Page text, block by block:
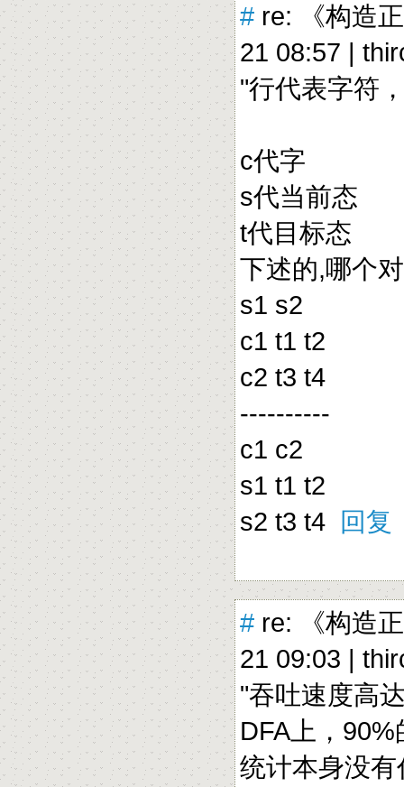
# re: 《构造
21 08:57 |
"行代表字符
c代字
s代当前态
t代目标态
下述的,哪个
s1 s2
c1 t1 t2
c2 t3 t4
----------
c1 c2
s1 t1 t2
s2 t3 t4 回复
# re: 《构造
21 09:03 |
"吞吐速度高
DFA上，
统计本身没